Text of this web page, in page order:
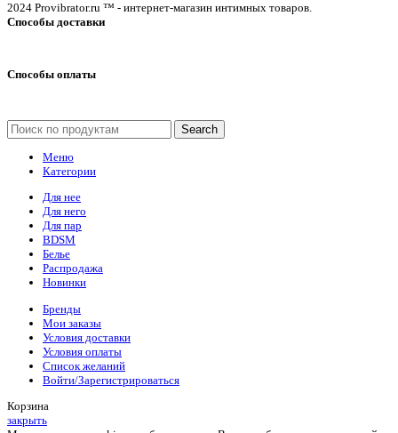
2024 Provibrator.ru ™ - интернет-магазин интимных товаров.
Способы доставки
Способы оплаты
Search
Меню
Категории
Для нее
Для него
Для пар
BDSM
Белье
Распродажа
Новинки
Бренды
Мои заказы
Условия доставки
Условия оплаты
Список желаний
Войти/Зарегистрироваться
Корзина
закрыть